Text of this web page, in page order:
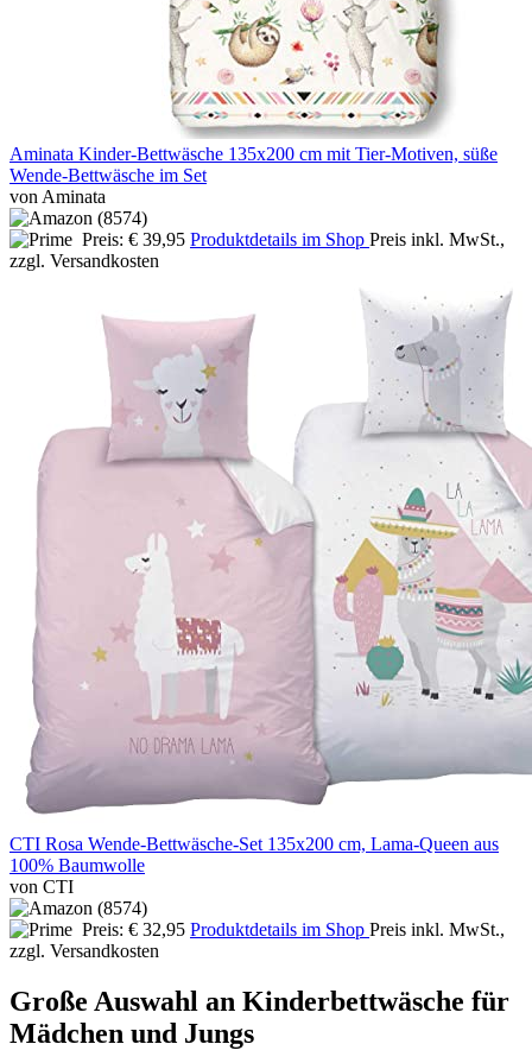
Aminata Kinder-Bettwäsche 135x200 cm mit Tier-Motiven, süße
Wende-Bettwäsche im Set
von Aminata
Preis: € 39,95 Produktdetails im Shop Preis inkl. MwSt.,
zzgl. Versandkosten
CTI Rosa Wende-Bettwäsche-Set 135x200 cm, Lama-Queen aus
100% Baumwolle
von CTI
Preis: € 32,95 Produktdetails im Shop Preis inkl. MwSt.,
zzgl. Versandkosten
Große Auswahl an Kinderbettwäsche für
Mädchen und Jungs